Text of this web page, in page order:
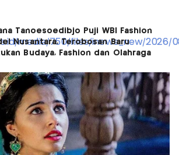
Tanoesoedibjo Puji WBI Fashion
Nusantara, Terobosan Baru
Budaya, Fashion dan Olahraga